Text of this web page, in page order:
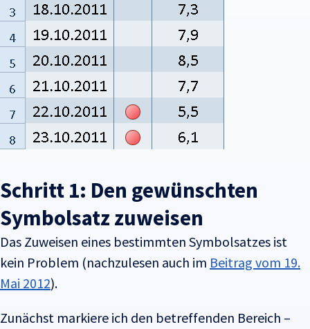
Schritt 1: Den gewünschten
Symbolsatz zuweisen
Das Zuweisen eines bestimmten Symbolsatzes ist
kein Problem (nachzulesen auch im Beitrag vom 19.
Mai 2012).
Zunächst markiere ich den betreffenden Bereich –